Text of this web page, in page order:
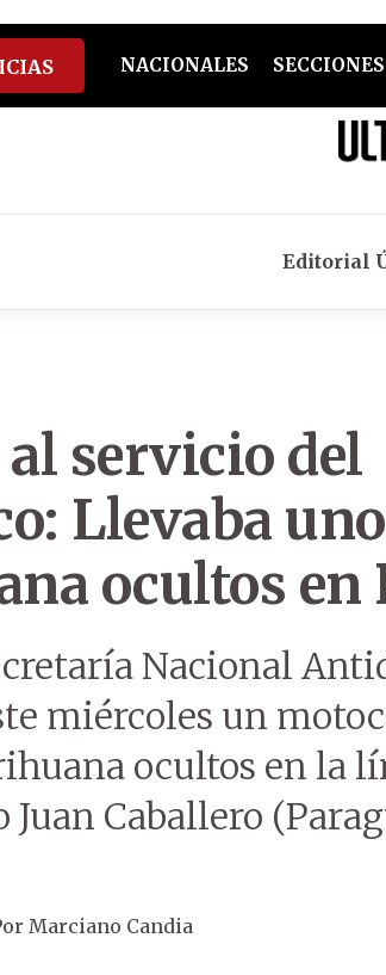
NACIONALES SECCIONES
Editorial
servicio del
Llevaba
ocultos en
Nacional
miércoles un
ocultos en la
Juan Caballero
Marciano Candia